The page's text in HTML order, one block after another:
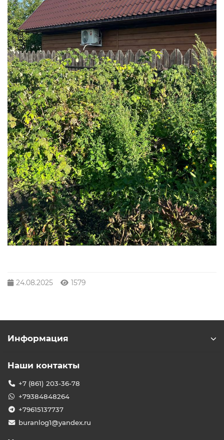
24.08.2025 1579
Информация
Наши контакты
+7 (861) 203-36-78
+79384848264
+79615137737
buranlog1@yandex.ru